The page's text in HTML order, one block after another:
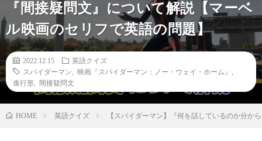
『間接疑問文』について解説【マーベ
ル映画のセリフで英語の問題】
2022.12.15
英語クイズ
スパイダーマン
映画『スパイダーマン：ノー・ウェイ・ホーム』
進行形 間接疑問文
HOME 英語クイズ 【スパイダーマン】『何を話しているのか分か